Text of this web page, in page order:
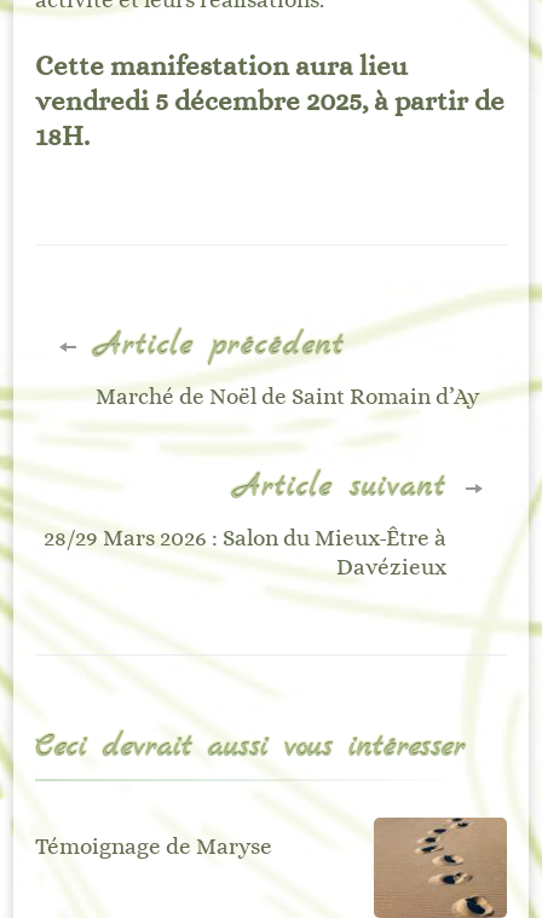
Cette manifestation aura lieu
vendredi 5 décembre 2025, à partir de
18H.
Navigation
d'article
Article précédent
Marché de Noël de Saint Romain d’Ay
Article suivant
28/29 Mars 2026 : Salon du Mieux-Être à
Davézieux
Ceci devrait aussi vous intéresser
Témoignage de Maryse